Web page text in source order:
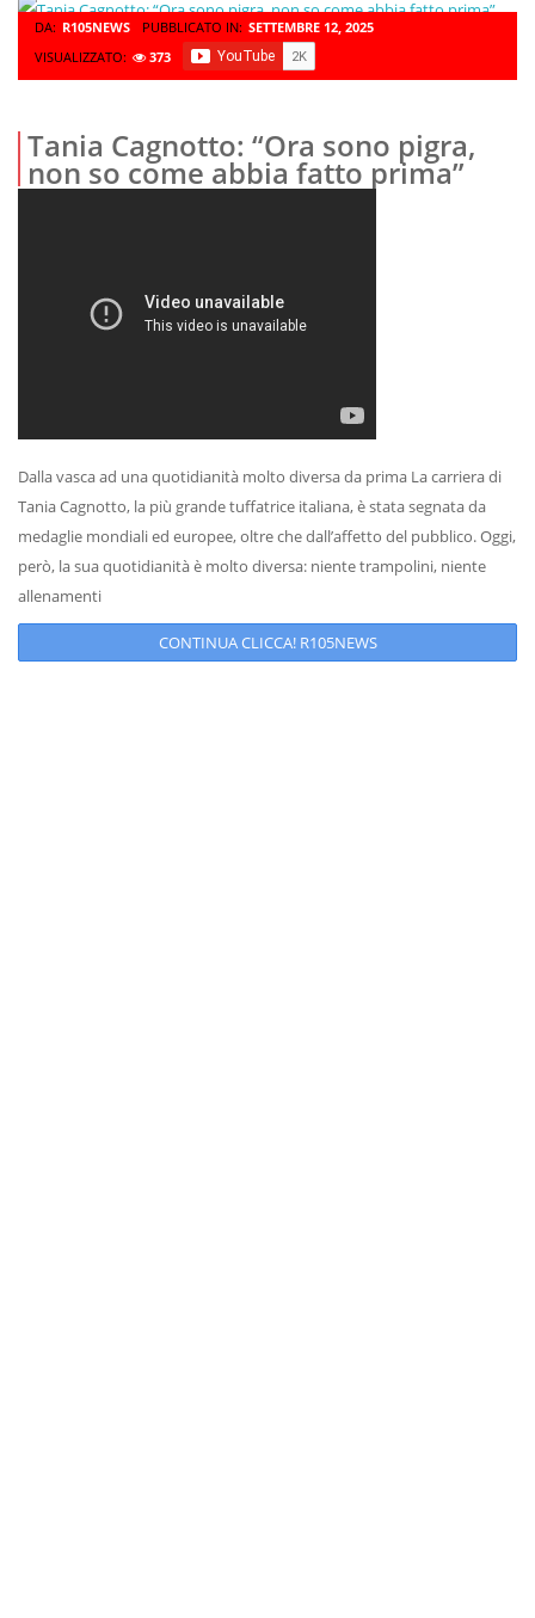
DA: R105NEWS PUBBLICATO IN: SETTEMBRE 12, 2025
VISUALIZZATO:
373
Tania Cagnotto: “Ora sono pigra,
non so come abbia fatto prima”
Dalla vasca ad una quotidianità molto diversa da prima La carriera di
Tania Cagnotto, la più grande tuffatrice italiana, è stata segnata da
medaglie mondiali ed europee, oltre che dall’affetto del pubblico. Oggi,
però, la sua quotidianità è molto diversa: niente trampolini, niente
allenamenti
CONTINUA CLICCA! R105NEWS